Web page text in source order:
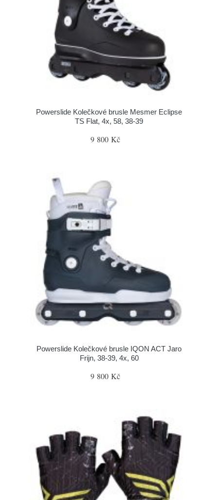
Powerslide Kolečkové brusle Mesmer Eclipse
TS Flat, 4x, 58, 38-39
9 800 Kč
Powerslide Kolečkové brusle IQON ACT Jaro
Frijn, 38-39, 4x, 60
9 800 Kč